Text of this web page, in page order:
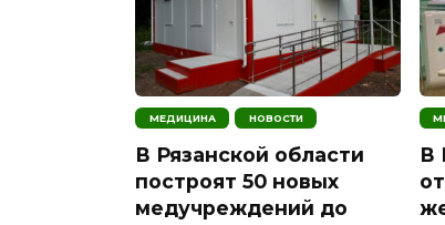
МЕДИЦИНА НОВОСТИ
В Рязанской области
построят 50 новых
медучреждений до
В